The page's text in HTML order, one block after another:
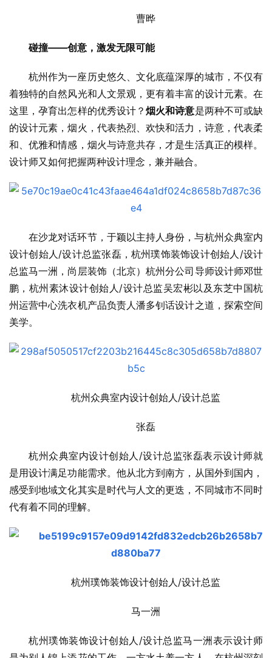
曹晔
碰撞——创意，激发无限可能
杭州作为一座历史悠久、文化底蕴深厚的城市，不仅有
着独特的自然风光和人文景观，更有着丰富的设计元素。在
这里，孕育出怎样的优秀设计？烟火和诗意是两种不可或缺
的设计元素，烟火，代表热烈、欢快和活力，诗意，代表柔
和、优雅和情感，烟火与诗意共存，才是生活真正的模样。
设计师又如何把握两种设计理念，兼并融合。
在沙龙对话环节，于颖以主持人身份，与杭州众典室内
设计创始人/设计总监张磊，杭州璞饰装饰设计创始人/设计
总监马一洲，尚层装饰（北京）杭州分公司导师设计师邓世
鹏，杭州素沐设计创始人/设计总监吴宏彬以及东芝中国杭
州运营中心洗衣机产品负责人潘多钊话设计之道，探索空间
美学。
杭州众典室内设计创始人/设计总监
张磊
杭州众典室内设计创始人/设计总监张磊表示设计师就
是用设计满足功能需求。他从北方到南方，从国外到国内，
感受到地域文化其实是时代与人文的更迭，不同城市不同时
代有着不同的理解。
杭州璞饰装饰设计创始人/设计总监
马一洲
杭州璞饰装饰设计创始人/设计总监马一洲表示设计师